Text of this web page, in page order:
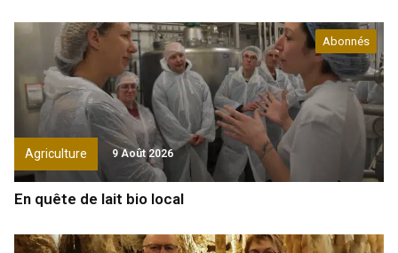
Agriculture
Abonnés
9 Août 2026
En quête de lait bio local